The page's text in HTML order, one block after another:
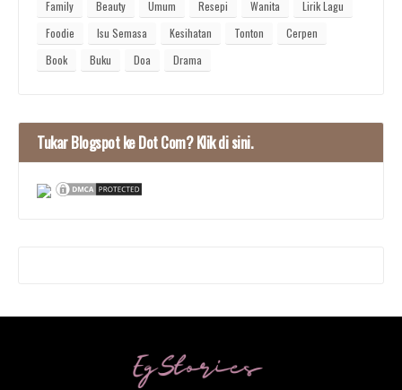
Family
Beauty Umum Resepi Wanita
Lirik Lagu
Foodie
Isu Semasa Kesihatan Tonton
Cerpen
Book
Buku Doa Drama
Tukar Blogspot ke Dot Com? Klik di sini.